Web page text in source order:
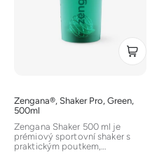
Zengana®, Shaker Pro, Green,
500ml
Zengana Shaker 500 ml je
prémiový sportovní shaker s
praktickým poutkem,